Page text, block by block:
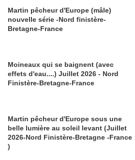
Martin pêcheur d'Europe (mâle)
nouvelle série -Nord finistère-
Bretagne-France
Moineaux qui se baignent (avec
effets d'eau....) Juillet 2026 - Nord
Finistère-Bretagne-France
Martin pêcheur d'Europe sous une
belle lumière au soleil levant (Juillet
2026-Nord Finistère-Bretagne -France
)